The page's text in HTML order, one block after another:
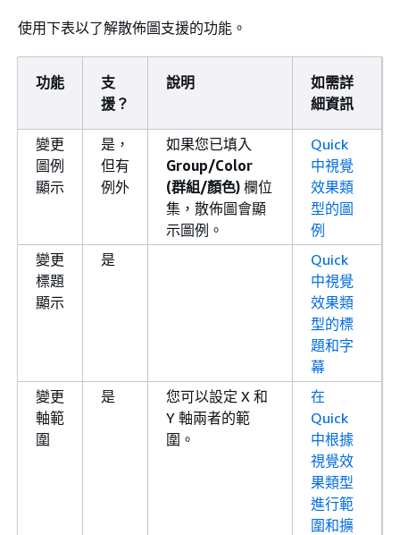
使用下表以了解散佈圖支援的功能。
功能
支
援？
說明
如需詳
細資訊
變更
圖例
顯示
是，
但有
例外
如果您已填入
Group/Color
(群組/顏色) 欄位
集，散佈圖會顯
示圖例。
Quick
中視覺
效果類
型的圖
例
變更
標題
顯示
是
Quick
中視覺
效果類
型的標
題和字
幕
變更
軸範
圍
是
您可以設定 X 和
Y 軸兩者的範
圍。
在
Quick
中根據
視覺效
果類型
進行範
圍和擴